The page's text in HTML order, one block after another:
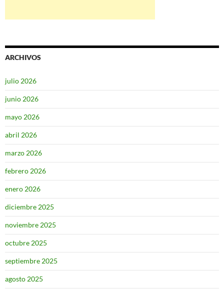
ARCHIVOS
julio 2026
junio 2026
mayo 2026
abril 2026
marzo 2026
febrero 2026
enero 2026
diciembre 2025
noviembre 2025
octubre 2025
septiembre 2025
agosto 2025